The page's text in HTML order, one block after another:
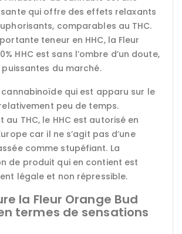
qui offre des effets relaxants
comparables au THC.
teneur en HHC, la Fleur
HHC est sans l’ombre d’un doute,
puissantes du marché.
cannabinoïde qui est apparu sur le
peu de temps.
au THC, le HHC est autorisé en
car il ne s’agit pas d’une
comme stupéfiant. La
de produit qui en contient est
légale et non répressible.
la Fleur Orange Bud
termes de sensations